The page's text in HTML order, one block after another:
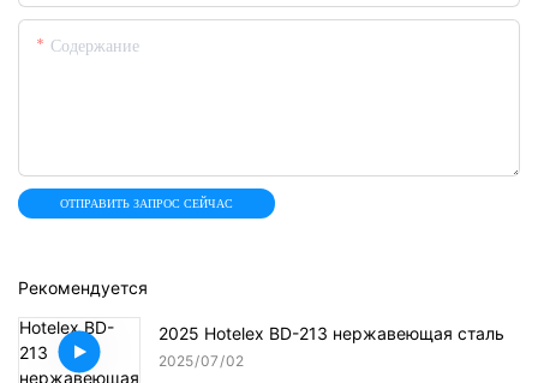
Содержание
ОТПРАВИТЬ ЗАПРОС СЕЙЧАС
Рекомендуется
2025 Hotelex BD-213 нержавеющая сталь
2025 07 02